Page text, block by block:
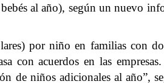
al año), según un nuevo
por niño en familias con
con acuerdos en las
de niños adicionales al año”,